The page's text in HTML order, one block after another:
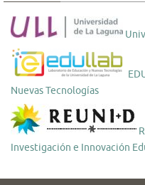
Nuevas Tecnologías
Investigación e Innovación